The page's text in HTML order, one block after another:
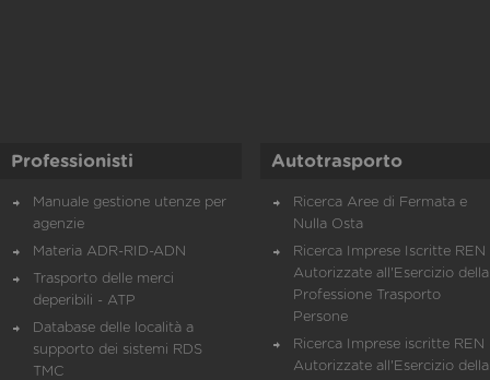
Professionisti
Manuale gestione utenze per
agenzie
Materia ADR-RID-ADN
Trasporto delle merci
deperibili - ATP
Database delle località a
supporto dei sistemi RDS
TMC
Autotrasporto
Ricerca Aree di Fermata e
Nulla Osta
Ricerca Imprese Iscritte REN
Autorizzate all'Esercizio della
Professione Trasporto
Persone
Ricerca Imprese iscritte REN
Autorizzate all'Esercizio della